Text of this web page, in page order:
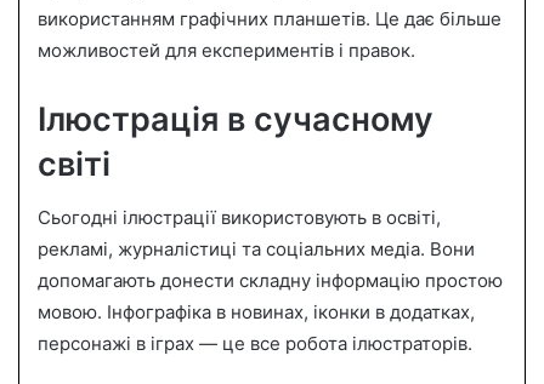
використанням графічних планшетів. Це дає більше
можливостей для експериментів і правок.
Ілюстрація в сучасному
світі
Сьогодні ілюстрації використовують в освіті,
рекламі, журналістиці та соціальних медіа. Вони
допомагають донести складну інформацію простою
мовою. Інфографіка в новинах, іконки в додатках,
персонажі в іграх — це все робота ілюстраторів.